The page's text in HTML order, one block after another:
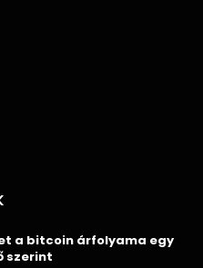
a bitcoin árfolyama egy
szerint